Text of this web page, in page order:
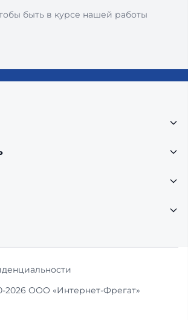
быть в курсе нашей работы
2026 ООО «Интернет-Фрегат»